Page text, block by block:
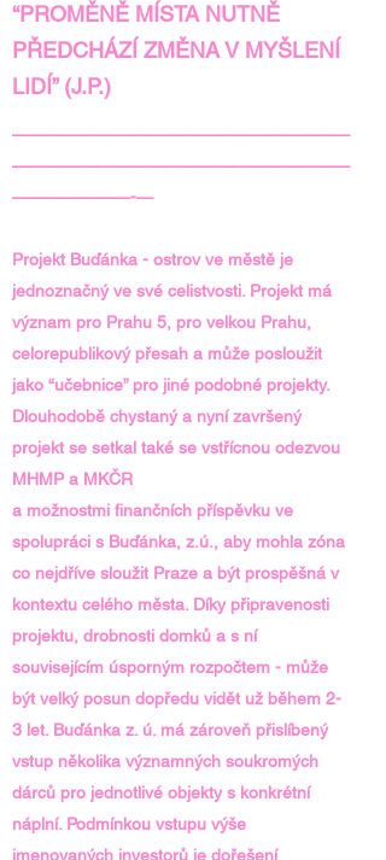
“PROMĚNĚ MÍSTA NUTNĚ
PŘEDCHÁZÍ ZMĚNA V MYŠLENÍ
LIDÍ” (J.P.)
————————————————————
————————————————————
———————-—
Projekt Buďánka - ostrov ve městě je
jednoznačný ve své celistvosti. Projekt má
význam pro Prahu 5, pro velkou Prahu,
celorepublikový přesah a může posloužit
jako “učebnice” pro jiné podobné projekty.
Dlouhodobě chystaný a nyní završený
projekt se setkal také se vstřícnou odezvou
MHMP a MKČR
a možnostmi finančních příspěvku ve
spolupráci s Buďánka, z.ú., aby mohla zóna
co nejdříve sloužit Praze a být prospěšná v
kontextu celého města. Díky připravenosti
projektu, drobnosti domků a s ní
souvisejícím úsporným rozpočtem - může
být velký posun dopředu vidět už během 2-
3 let. Buďánka z. ú. má zároveň přislíbený
vstup několika významných soukromých
dárců pro jednotlivé objekty s konkrétní
náplní. Podmínkou vstupu výše
jmenovaných investorů je dořešení